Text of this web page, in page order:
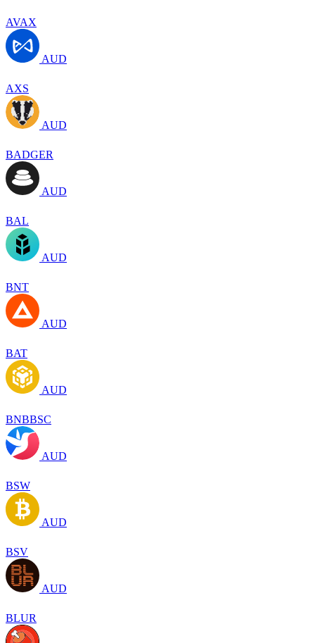
AVAX
AUD
AXS
AUD
BADGER
AUD
BAL
AUD
BNT
AUD
BAT
AUD
BNBBSC
AUD
BSW
AUD
BSV
AUD
BLUR